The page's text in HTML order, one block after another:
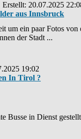
Erstellt: 20.07.2025
aus Innsbruck
um ein paar Fotos
der Stadt ...
19:02
In Tirol ?
Busse in Dienst